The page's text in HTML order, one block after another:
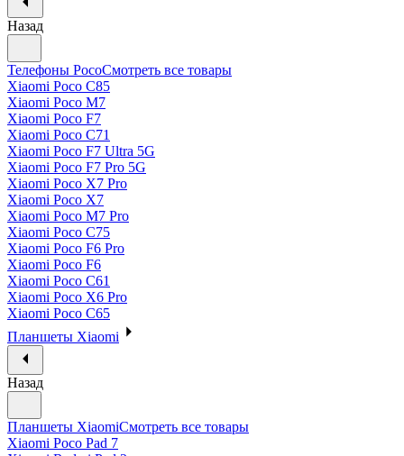
Назад
Телефоны PocoСмотреть все товары
Xiaomi Poco C85
Xiaomi Poco M7
Xiaomi Poco F7
Xiaomi Poco C71
Xiaomi Poco F7 Ultra 5G
Xiaomi Poco F7 Pro 5G
Xiaomi Poco X7 Pro
Xiaomi Poco X7
Xiaomi Poco M7 Pro
Xiaomi Poco C75
Xiaomi Poco F6 Pro
Xiaomi Poco F6
Xiaomi Poco C61
Xiaomi Poco X6 Pro
Xiaomi Poco C65
Планшеты Xiaomi
Назад
Планшеты XiaomiСмотреть все товары
Xiaomi Poco Pad 7